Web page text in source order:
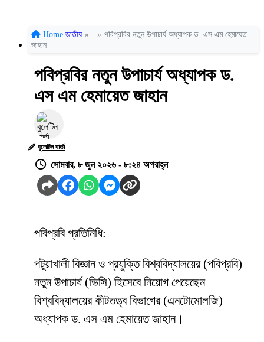
Home জাতীয় » » পবিপ্রবির নতুন উপাচার্য অধ্যাপক ড. এস এম হেমায়েত
জাহান
পবিপ্রবির নতুন উপাচার্য অধ্যাপক ড.
এস এম হেমায়েত জাহান
বুলেটিন বার্তা
সোমবার, ৮ জুন ২০২৬ - ৮:২৪ অপরাহ্ন
পবিপ্রবি প্রতিনিধি:
পটুয়াখালী বিজ্ঞান ও প্রযুক্তি বিশ্ববিদ্যালয়ের (পবিপ্রবি)
নতুন উপাচার্য (ভিসি) হিসেবে নিয়োগ পেয়েছেন
বিশ্ববিদ্যালয়ের কীটতত্ত্ব বিভাগের (এনটোমোলজি)
অধ্যাপক ড. এস এম হেমায়েত জাহান।